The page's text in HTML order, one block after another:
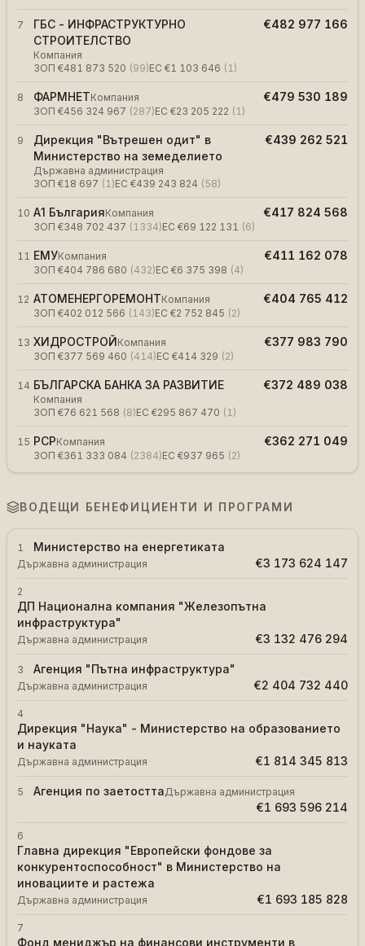
7
ГБС - ИНФРАСТРУКТУРНО
СТРОИТЕЛСТВО
Компания
ЗОП €481 873 520 (99)ЕС €1 103 646 ( 1)
€482 977 166
8 ФАРМНЕТКомпания
ЗОП €456 324 967 (287)ЕС €23 205 222 ( 1)
€479 530 189
9
Дирекция "Вътрешен одит" в
Министерство на земеделието
Държавна администрация
ЗОП €18 697 ( 1)ЕС €439 243 824 (58)
€439 262 521
10 А1 БългарияКомпания
ЗОП €348 702 437 ( 1334)ЕС €69 122 131 (6)
€417 824 568
11 ЕМУКомпания
ЗОП €404 786 680 (432)ЕС €6 375 398 (4)
€411 162 078
12 АТОМЕНЕРГОРЕМОНТКомпания
ЗОП €402 012 566 ( 143)ЕС €2 752 845 (2)
€404 765 412
13 ХИДРОСТРОЙКомпания
ЗОП €377 569 460 (414)ЕС €414 329 (2)
€377 983 790
14 БЪЛГАРСКА БАНКА ЗА РАЗВИТИЕ
Компания
ЗОП €76 621 568 (8)ЕС €295 867 470 ( 1)
€372 489 038
15 РСРКомпания
ЗОП €361 333 084 (2384)ЕС €937 965 (2)
€362 271 049
ВОДЕЩИ БЕНЕФИЦИЕНТИ И ПРОГРАМИ
1 Министерство на енергетиката
Държавна администрация €3 173 624 147
2
ДП Национална компания "Железопътна
инфраструктура"
Държавна администрация €3 132 476 294
3 Агенция "Пътна инфраструктура"
Държавна администрация €2 404 732 440
4
Дирекция "Наука" - Министерство на образованието
и науката
Държавна администрация €1 814 345 813
5 Агенция по заетосттаДържавна администрация
€1 693 596 214
6
Главна дирекция "Европейски фондове за
конкурентоспособност" в Министерство на
иновациите и растежа
Държавна администрация €1 693 185 828
7
Фонд мениджър на финансови инструменти в